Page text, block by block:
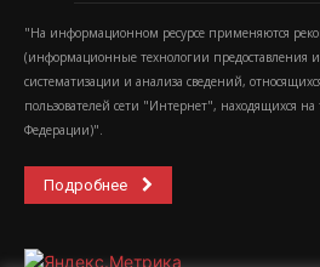
"На информационном ресурсе применяются
(информационные технологии предоставления
систематизации и анализа сведений,
пользователей сети "Интернет", находящихся на
Федерации)".
Подробнее